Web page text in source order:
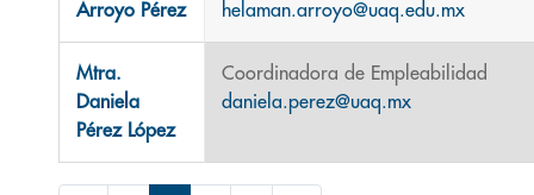
Arroyo Pérez
helaman.arroyo@uaq.edu.mx
Mtra.
Daniela
Pérez López
Coordinadora de Empleabilidad
daniela.perez@uaq.mx